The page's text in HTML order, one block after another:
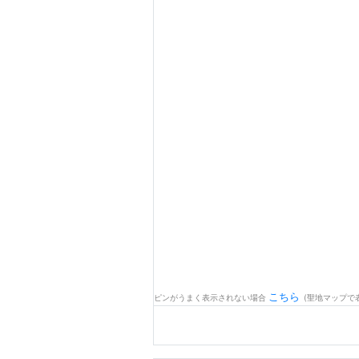
ピンがうまく表示されない場合 こちら (聖地マップで